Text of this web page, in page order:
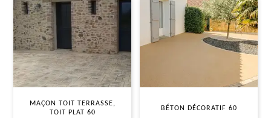
MAÇON TOIT TERRASSE,
TOIT PLAT 60
BÉTON DÉCORATIF 60